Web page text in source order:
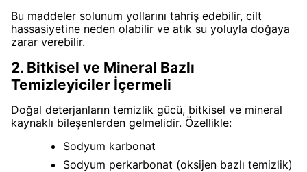
Bu maddeler solunum yollarını tahriş edebilir, cilt
hassasiyetine neden olabilir ve atık su yoluyla doğaya
zarar verebilir.
2. Bitkisel ve Mineral Bazlı
Temizleyiciler İçermeli
Doğal deterjanların temizlik gücü, bitkisel ve mineral
kaynaklı bileşenlerden gelmelidir. Özellikle:
Sodyum karbonat
Sodyum perkarbonat (oksijen bazlı temizlik)